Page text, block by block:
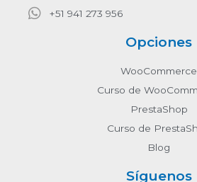
+51 941 273 956
Opciones
WooCommerce
Curso de
PrestaShop
Curso de
Blog
Síguenos